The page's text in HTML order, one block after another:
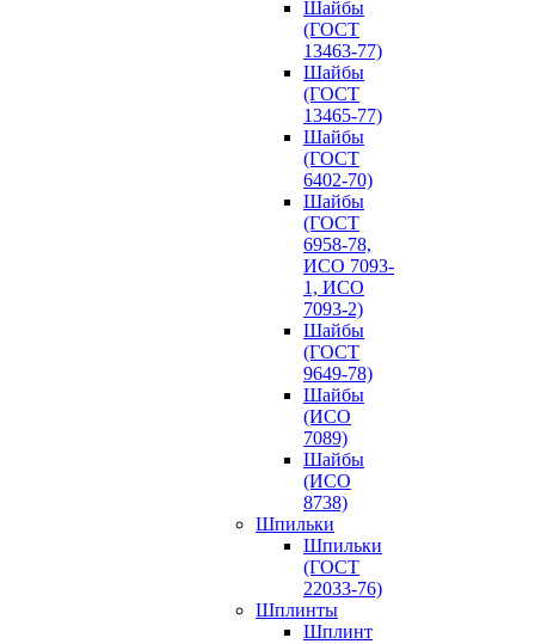
Шайбы
(ГОСТ
13463-77)
Шайбы
(ГОСТ
13465-77)
Шайбы
(ГОСТ
6402-70)
Шайбы
(ГОСТ
6958-78,
ИСО 7093-
1, ИСО
7093-2)
Шайбы
(ГОСТ
9649-78)
Шайбы
(ИСО
7089)
Шайбы
(ИСО
8738)
Шпильки
Шпильки
(ГОСТ
22033-76)
Шплинты
Шплинт